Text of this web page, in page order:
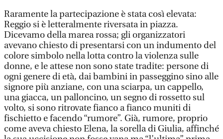
Raramente la partecipazione è stata così elevata:
Reggio si è letteralmente riversata in piazza.
Dicevamo della marea rossa; gli organizzatori
avevano chiesto di presentarsi con un indumento del
colore simbolo nella lotta contro la violenza sulle
donne, e le attese non sono state tradite: persone di
ogni genere di età, dai bambini in passeggino sino alle
signore più anziane, con una sciarpa, un cappello,
una giacca, un palloncino, un segno di rossetto sul
volto, si sono ritrovate fianco a fianco muniti di
fischietto e facendo “rumore”. Già, rumore, proprio
come aveva chiesto Elena, la sorella di Giulia, affinché